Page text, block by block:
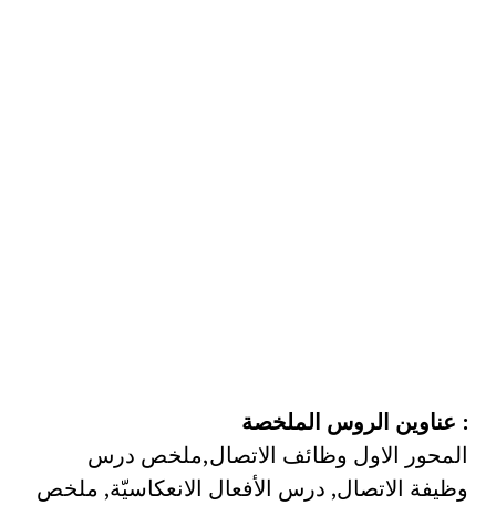
: عناوين الروس الملخصة
المحور الاول وظائف الاتصال,ملخص درس
وظيفة الاتصال, درس الأفعال الانعكاسيّة, ملخص